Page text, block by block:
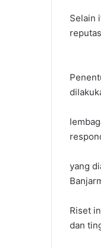
Selain
yang
Riset
dan